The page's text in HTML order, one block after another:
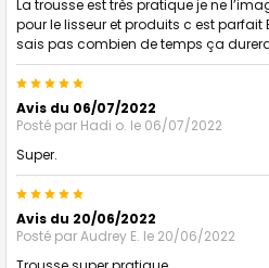
La trousse est très pratique je ne
pour le lisseur et produits c est parfait
sais pas combien de temps ça
5
Avis du 06/07/2022
Posté par Hadi o. le 06/07/2022
Super.
5
Avis du 20/06/2022
Posté parAudrey E. le 20/06/2022